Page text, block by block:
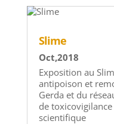
Slime
Oct,2018
Exposition au
antipoison et
Gerda et du
de
scientifique